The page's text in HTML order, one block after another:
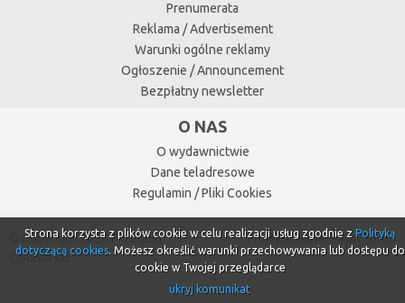
Prenumerata
Reklama / Advertisement
Warunki ogólne reklamy
Ogłoszenie / Announcement
Bezpłatny newsletter
O NAS
O wydawnictwie
Dane teladresowe
Regulamin / Pliki Cookies
© Copyright 2026 Przegląd
Oponiarski
Projektowanie stron Toruń
Strona korzysta z plików cookie w celu realizacji usług zgodnie z Polityką
dotyczącą cookies. Możesz określić warunki przechowywania lub dostępu do
cookie w Twojej przeglądarce
ukryj komunikat